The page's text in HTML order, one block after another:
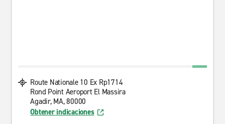
Route Nationale 10 Ex Rp1714
Rond Point Aeroport El Massira
Agadir, MA, 80000
Obtener indicaciones